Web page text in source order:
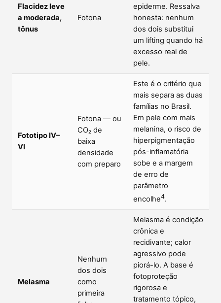
Flacidez leve
a moderada,
tônus
Fotona
epiderme. Ressalva
honesta: nenhum
dos dois substitui
um lifting quando há
excesso real de
pele.
Fototipo IV–
VI
Fotona — ou
CO₂ de
baixa
densidade
com preparo
Este é o critério que
mais separa as duas
famílias no Brasil.
Em pele com mais
melanina, o risco de
hiperpigmentação
pós-inflamatória
sobe e a margem
de erro de
parâmetro
encolhe4.
Melasma
Nenhum
dos dois
como
primeira
Melasma é condição
crônica e
recidivante; calor
agressivo pode
piorá-lo. A base é
fotoproteção
rigorosa e
tratamento tópico,